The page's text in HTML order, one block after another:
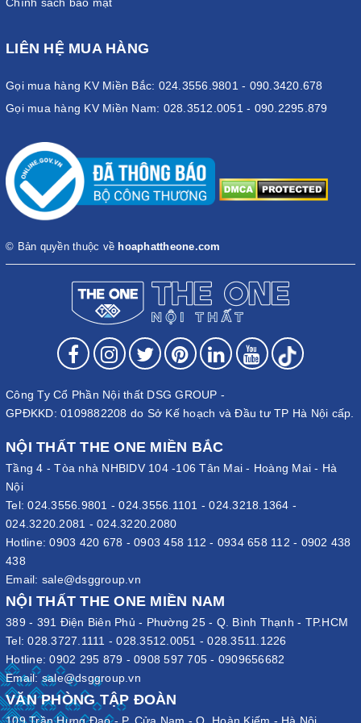
chuyên nghiệp
Tủ để giày The One sở hữu thiết kế hiện đại, đơn giản mà vẫn
đáp ứng đầy đủ công năng. Sản phẩm bao gồm nhiều ngăn nhỏ
chia thành các kích thước giống nhau. Tủ có thiết kế bao gồm
loại có cánh khóa hoặc loại không có khóa. Thông thường, dòng
tủ để giày bằng gỗ, sắt được chia thành 10, 16, 18, 24 ngăn.
Mang đến cho người dùng sản phẩm nội thất có tính ứng dụng
cao.
Tủ được thiết kế với kích thước tối giản, tiết kiệm diện tích tối đa
cho không gian sử dụng. Màu sắc tủ trang nhã khi bao gồm
những gam màu gỗ như: trăngs sữa, vàng nhạt, nâu vàng…. Sản
phẩm còn được thiết kế chia thành những ngăn nhỏ, mỗi ngăn
gồm 2 đợt. Qua đó có thể tăng tính hiệu quả trong việc lưu trữ đồ
Chất liệu sản phẩm cao cấp
Dòng tủ để giày khu công nghiệp trong mảng
được sản xuất từ chất liệu cao cấp. Cho sản phẩm có độ bền bỉ
cao cùng khả năng chịu lực, tải trọng lớn. Tủ có cấu tạo từ chất
liệu chính là gỗ ép công nghiệp, bề mặt được phủ lớp MFC,
Laminate, sơn PU,... Đồng thời, gỗ ép còn được xử lý, giúp loại
bỏ những tạp chất thông thường. Sử dụng các hoá chất, keo chất
lượng để xử lý nhiệt, ép công suất cao. Từ đó có thể đảm bảo độ
kết dính, độ bền cùng khả năng chống mối mọt, ăn mòn cao.
LIÊN HỆ MUA HÀNG
Gọi mua hàng KV Miền Bắc: 024.3556.9801 - 090.3420.678
Gọi mua hàng KV Miền Nam: 028.3512.0051 - 090.2295.879
© Bản quyền thuộc về hoaphattheone.com
Công Ty Cổ Phần Nội thất DSG GROUP -
GPĐKKD: 0109882208 do Sở Kế hoạch và Đầu tư TP Hà Nội cấp.
NỘI THẤT THE ONE MIỀN BẮC
Tầng 4 - Tòa nhà NHBIDV 104 -106 Tân Mai - Hoàng Mai - Hà
Nội
Tel:024.3556.9801 -024.3556.1101 -024.3218.1364 -
024.3220.2081 - 024.3220.2080
Hotline:0903 420 678 - 0903 458 112 - 0934 658 112 - 0902 438
438
Email: sale@dsggroup.vn
NỘI THẤT THE ONE MIỀN NAM
389 - 391 Điện Biên Phủ - Phường 25 - Q. Bình Thạnh - TP.HCM
Tel:028.3727.1111 -028.3512.0051 -028.3511.1226
Hotline:0902 295 879 - 0908 597 705 - 0909656682
Email:sale@dsggroup.vn
VĂN PHÒNG TẬP ĐOÀN